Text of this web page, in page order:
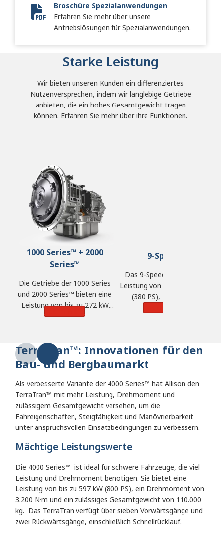
10637-02-Specialty Keystone_SA8921EN-
Broschüre Spezialanwendungen
Erfahren Sie mehr über unsere
Antriebslösungen für Spezialanwendungen.
Starke Leistung
Wir bieten unseren Kunden ein differenziertes
Nutzenversprechen, indem wir langlebige Getriebe
anbieten, die ein hohes Gesamtgewicht tragen
können. Erfahren Sie mehr über ihre Funktionen.
1000 Series™ + 2000
Series™
Die Getriebe der 1000 Series
und 2000 Series™ bieten eine
Leistung von bis zu 272 kW
(365 PS), 950 N·m
von 14.968 kg.
9-Speed
Das 9-Speed bietet eine
Leistung von bis zu 283 kW
(380 PS), 1.220 N·m
TerraTran™: Innovationen für den
Bau- und Bergbaumarkt
Als verbesserte Variante der 4000 Series™ hat Allison den
TerraTran™ mit mehr Leistung, Drehmoment und
zulässigem Gesamtgewicht versehen, um die
Fahreigenschaften, Steigfähigkeit und Manövrierbarkeit
unter anspruchsvollen Einsatzbedingungen zu verbessern.
Mächtige Leistungswerte
Die 4000 Series™ ist ideal für schwere Fahrzeuge, die viel
Leistung und Drehmoment benötigen. Sie bietet eine
Leistung von bis zu 597 kW (800 PS), ein Drehmoment von
3.200 N·m und ein zulässiges Gesamtgewicht von 110.000
kg. Das TerraTran verfügt über sieben Vorwärtsgänge und
zwei Rückwärtsgänge, einschließlich Schnellrücklauf.